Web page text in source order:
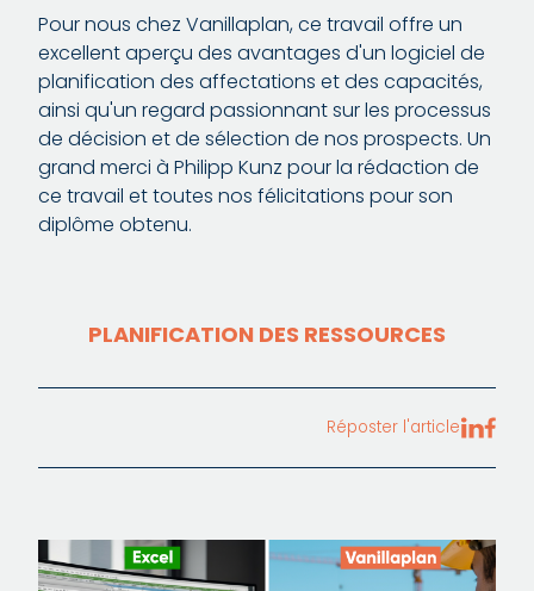
Pour nous chez Vanillaplan, ce travail offre un
excellent aperçu des avantages d'un logiciel de
planification des affectations et des capacités,
ainsi qu'un regard passionnant sur les processus
de décision et de sélection de nos prospects. Un
grand merci à Philipp Kunz pour la rédaction de
ce travail et toutes nos félicitations pour son
diplôme obtenu.
PLANIFICATION DES RESSOURCES
Réposter l'article